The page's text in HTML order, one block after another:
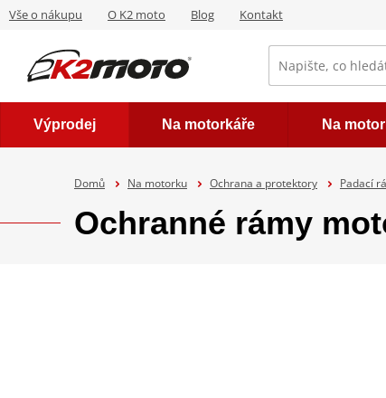
Vše o nákupu O K2 moto Blog Kontakt
Výprodej Na motorkáře Na
Domů Na motorku Ochrana a protektory Padací
Ochranné rámy